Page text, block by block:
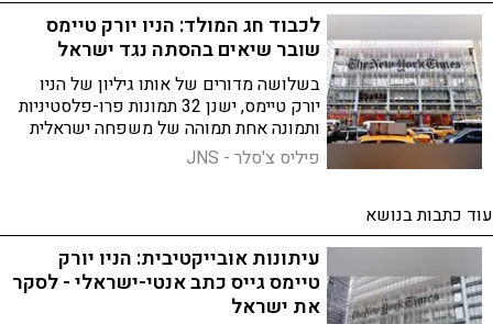
לכבוד חג המולד: הניו יורק טיימס
שובר שיאים בהסתה נגד ישראל
בשלושה מדורים של אותו גיליון של הניו
יורק טיימס, ישנן 32 תמונות פרו-פלסטיניות
ותמונה אחת תמוהה של משפחה ישראלית
באבל
פיליס צ'סלר - JNS
עוד כתבות בנושא
עיתונות אובייקטיבית: הניו יורק
טיימס גייס כתב אנטי-ישראלי - לסקר
את ישראל